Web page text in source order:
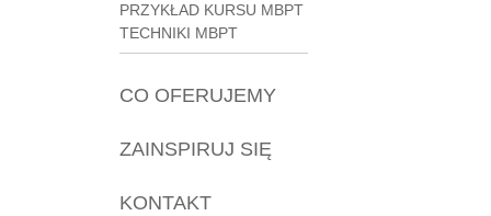
PRZYKŁAD KURSU MBPT
TECHNIKI MBPT
CO OFERUJEMY
ZAINSPIRUJ SIĘ
KONTAKT